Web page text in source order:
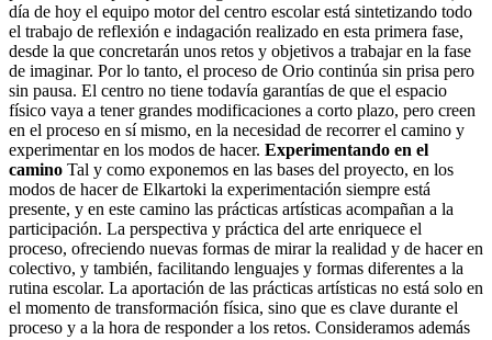
día de hoy el equipo motor del centro escolar está sintetizando todo
el trabajo de reflexión e indagación realizado en esta primera fase,
desde la que concretarán unos retos y objetivos a trabajar en la fase
de imaginar. Por lo tanto, el proceso de Orio continúa sin prisa pero
sin pausa. El centro no tiene todavía garantías de que el espacio
físico vaya a tener grandes modificaciones a corto plazo, pero creen
en el proceso en sí mismo, en la necesidad de recorrer el camino y
experimentar en los modos de hacer. Experimentando en el
camino Tal y como exponemos en las bases del proyecto, en los
modos de hacer de Elkartoki la experimentación siempre está
presente, y en este camino las prácticas artísticas acompañan a la
participación. La perspectiva y práctica del arte enriquece el
proceso, ofreciendo nuevas formas de mirar la realidad y de hacer en
colectivo, y también, facilitando lenguajes y formas diferentes a la
rutina escolar. La aportación de las prácticas artísticas no está solo en
el momento de transformación física, sino que es clave durante el
proceso y a la hora de responder a los retos. Consideramos además